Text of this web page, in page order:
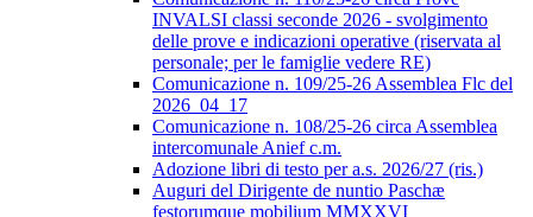
INVALSI classi seconde 2026 - svolgimento
delle prove e indicazioni operative (riservata al
personale; per le famiglie vedere RE)
Comunicazione n. 109/25-26 Assemblea Flc del
2026_04_17
Comunicazione n. 108/25-26 circa Assemblea
intercomunale Anief c.m.
Adozione libri di testo per a.s. 2026/27 (ris.)
Auguri del Dirigente de nuntio Paschæ
festorumque mobilium MMXXVI